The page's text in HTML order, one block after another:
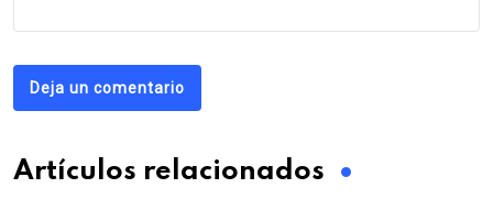
Deja un comentario
Artículos relacionados